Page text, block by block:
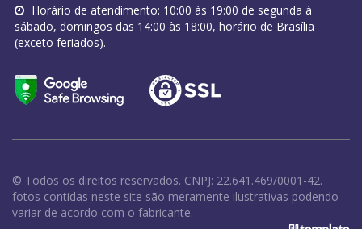
Horário de atendimento: 10:00 às 19:00 de segunda à
sábado, domingos das 14:00 às 18:00, horário de Brasília
(exceto feriados).
© Todos os direitos reservados. CNPJ: 22.641.469/0001-42.
fotos contidas neste site são meramente ilustrativas podendo
variar de acordo com o fabricante.